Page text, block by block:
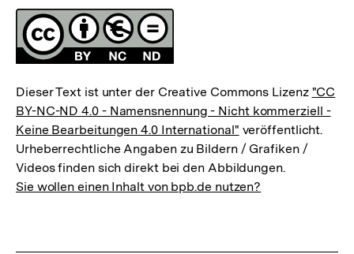
Lizenz
Dieser Text ist unter der Creative Commons Lizenz "CC
BY-NC-ND 4.0 - Namensnennung - Nicht kommerziell -
Keine Bearbeitungen 4.0 International" veröffentlicht.
Urheberrechtliche Angaben zu Bildern / Grafiken /
Videos finden sich direkt bei den Abbildungen.
Sie wollen einen Inhalt von bpb.de nutzen?